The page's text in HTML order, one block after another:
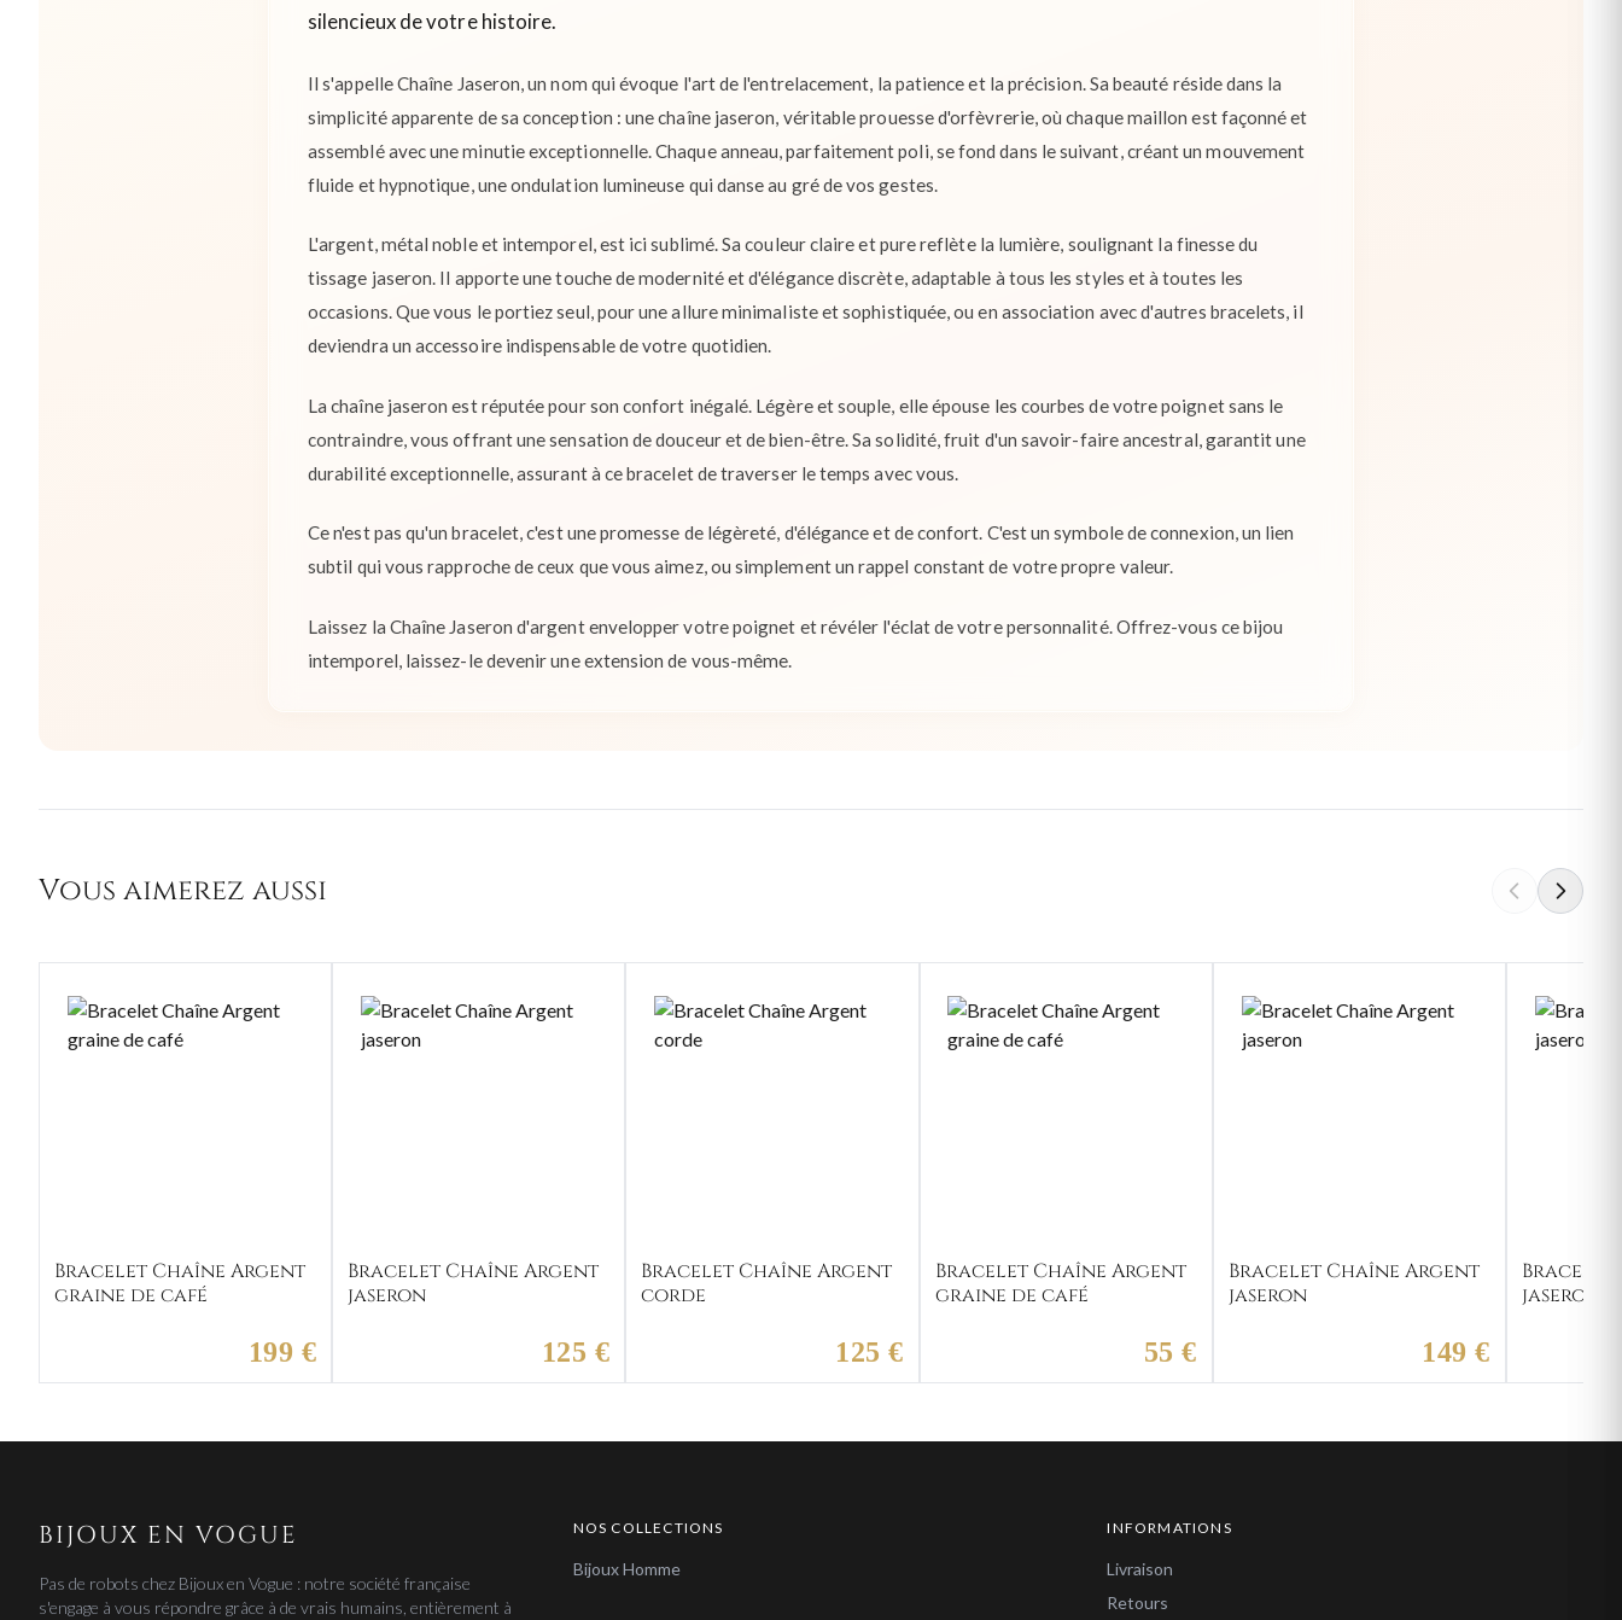
silencieux de votre histoire.
Il s'appelle Chaîne Jaseron, un nom qui évoque l'art de l'entrelacement, la patience et la précision. Sa beauté réside dans la
simplicité apparente de sa conception : une chaîne jaseron, véritable prouesse d'orfèvrerie, où chaque maillon est façonné et
assemblé avec une minutie exceptionnelle. Chaque anneau, parfaitement poli, se fond dans le suivant, créant un mouvement
fluide et hypnotique, une ondulation lumineuse qui danse au gré de vos gestes.
L'argent, métal noble et intemporel, est ici sublimé. Sa couleur claire et pure reflète la lumière, soulignant la finesse du
tissage jaseron. Il apporte une touche de modernité et d'élégance discrète, adaptable à tous les styles et à toutes les
occasions. Que vous le portiez seul, pour une allure minimaliste et sophistiquée, ou en association avec d'autres bracelets, il
deviendra un accessoire indispensable de votre quotidien.
La chaîne jaseron est réputée pour son confort inégalé. Légère et souple, elle épouse les courbes de votre poignet sans le
contraindre, vous offrant une sensation de douceur et de bien-être. Sa solidité, fruit d'un savoir-faire ancestral, garantit une
durabilité exceptionnelle, assurant à ce bracelet de traverser le temps avec vous.
Ce n'est pas qu'un bracelet, c'est une promesse de légèreté, d'élégance et de confort. C'est un symbole de connexion, un lien
subtil qui vous rapproche de ceux que vous aimez, ou simplement un rappel constant de votre propre valeur.
Laissez la Chaîne Jaseron d'argent envelopper votre poignet et révéler l'éclat de votre personnalité. Offrez-vous ce bijou
intemporel, laissez-le devenir une extension de vous-même.
Vous aimerez aussi
Bracelet Chaîne Argent
graine de café
199 €
Bracelet Chaîne Argent
jaseron
125 €
Bracelet Chaîne Argent
corde
125 €
Bracelet Chaîne Argent
graine de café
55 €
Bracelet Chaîne Argent
jaseron
149 €
Bracelet
jaseron
BIJOUX EN VOGUE
Pas de robots chez Bijoux en Vogue : notre société française
s'engage à vous répondre grâce à de vrais humains, entièrement à
NOS COLLECTIONS
Bijoux Homme
INFORMATIONS
Livraison
Retours